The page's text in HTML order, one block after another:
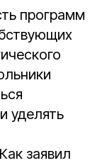
программ
уделять
заявил